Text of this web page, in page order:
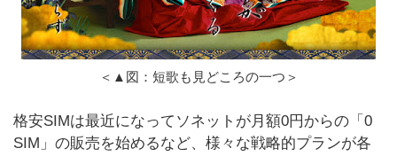
＜▲図：短歌も見どころの一つ＞
格安SIMは最近になってソネットが月額0円からの「0
SIM」の販売を始めるなど、様々な戦略的プランが各